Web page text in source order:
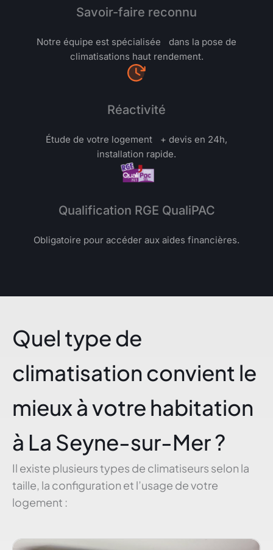
Savoir-faire reconnu
Notre équipe est spécialisée dans la pose de
climatisations haut rendement.
Réactivité
Étude de votre logement + devis en 24h,
installation rapide.
Qualification RGE QualiPAC
Obligatoire pour accéder aux aides financières.
Quel type de
climatisation convient le
mieux à votre habitation
à La Seyne-sur-Mer ?
Il existe plusieurs types de climatiseurs selon la
taille, la configuration et l’usage de votre
logement :